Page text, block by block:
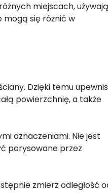
miejscach,
mogą się różnić w
Dzięki temu
powierzchnię, a także
oznaczeniami. Nie jest
porysowane przez
zmierz odległość